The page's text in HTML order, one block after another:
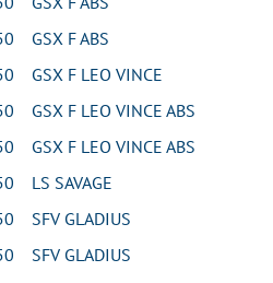
GSX F ABS
GSX F LEO VINCE
F LEO VINCE ABS
F LEO VINCE ABS
LS SAVAGE
SFV GLADIUS
SFV GLADIUS